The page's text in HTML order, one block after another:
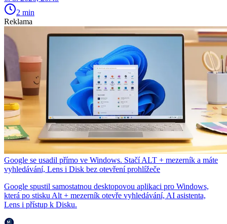
2 min
Reklama
Google se usadil přímo ve Windows. Stačí ALT + mezerník a máte
vyhledávání, Lens i Disk bez otevření prohlížeče
Google spustil samostatnou desktopovou aplikaci pro Windows,
která po stisku Alt + mezerník otevře vyhledávání, AI asistenta,
Lens i přístup k Disku.